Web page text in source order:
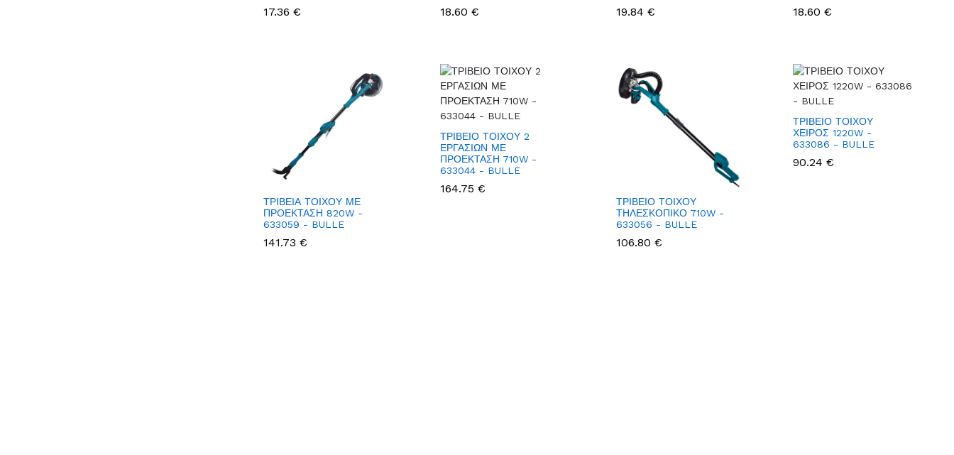
17.36 € 18.60 € 19.84 € 18.60 €
ΤΡΙΒΕΙΑ ΤΟΙΧΟΥ ΜΕ
ΠΡΟΕΚΤΑΣΗ 820W -
633059 - BULLE
141.73 €
ΤΡΙΒΕΙΟ ΤΟΙΧΟΥ 2
ΕΡΓΑΣΙΩΝ ΜΕ
ΠΡΟΕΚΤΑΣΗ 710W -
633044 - BULLE
164.75 €
ΤΡΙΒΕΙΟ ΤΟΙΧΟΥ
ΤΗΛΕΣΚΟΠΙΚΟ 710W -
633056 - BULLE
106.80 €
ΤΡΙΒΕΙΟ ΤΟΙΧΟΥ
ΧΕΙΡΟΣ 1220W -
633086 - BULLE
90.24 €